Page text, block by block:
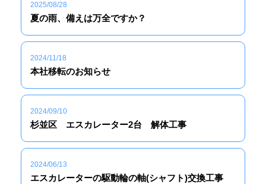
2025/08/28
夏の雨、備えは万全ですか？
2024/11/18
本社移転のお知らせ
2024/09/10
杉並区 エスカレーター2台 解体工事
2024/06/13
エスカレーターの駆動輪の軸(シャフト)交換工事